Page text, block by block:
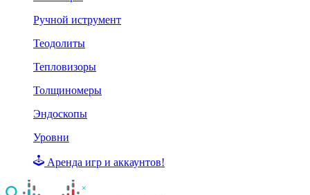
Ручной иструмент
Теодолиты
Тепловизоры
Толщиномеры
Эндоскопы
Уровни
Аренда игр и аккаунтов!